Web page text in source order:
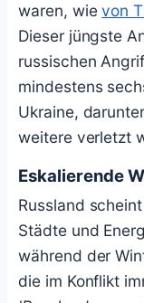
waren, wievon
Dieser jüngste
russischen
mindestens
Ukraine,
weitere verletzt
Eskalierende
Russland
Städte und
während der
die im Konflikt